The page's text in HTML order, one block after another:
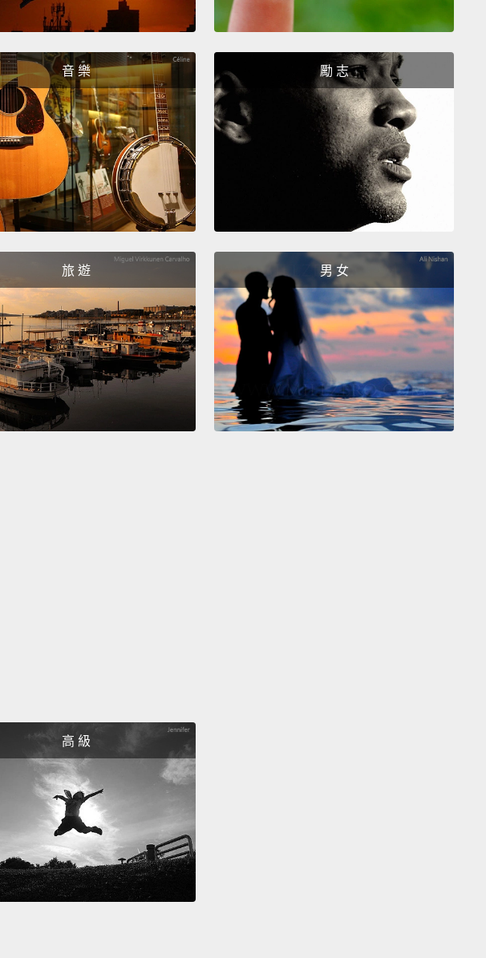
I think empathy is really important. And I think only when
our clever brain and our human heart work together in
harmony can we achieve our full potential.
我認為同理心是非常重要的。而且我想只有在我們聰明的腦袋
和我們人心和諧地共同運作時，我們才能發揮我們最大的潛
能。
註一：chimpanzee beings 和 dog beings 是珍‧古德女士在這
裡自創的詞，改自 human being（人類）一字，因為珍古德認
為黑猩猩和狗兒和人類一樣都是地球上的生命，並沒有地位高
低之別。
音 樂 勵 志
旅 遊 男 女
高 級